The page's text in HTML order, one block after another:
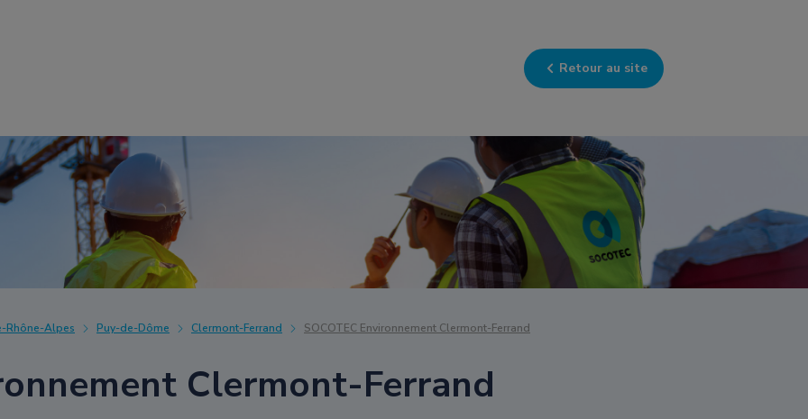
Retour au site
Rhône-Alpes Puy-de-Dôme Clermont-Ferrand SOCOTEC Environnement Clermont-Ferrand
Clermont-Ferrand